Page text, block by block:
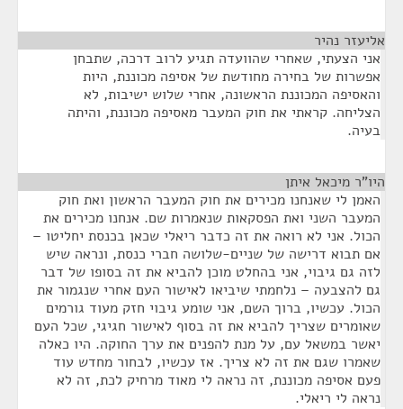
אליעזר נהיר
אני הצעתי, שאחרי שהוועדה תגיע לרוב דרכה, שתבחן
אפשרות של בחירה מחודשת של אסיפה מכוננת, היות
והאסיפה המכוננת הראשונה, אחרי שלוש ישיבות, לא
הצליחה. קראתי את חוק המעבר מאסיפה מכוננת, והיתה
בעיה.
היו"ר מיכאל איתן
האמן לי שאנחנו מכירים את חוק המעבר הראשון ואת חוק
המעבר השני ואת הפסקאות שנאמרות שם. אנחנו מכירים את
הכול. אני לא רואה את זה כדבר ריאלי שכאן בכנסת יחליטו –
אם תבוא דרישה של שניים-שלושה חברי כנסת, ונראה שיש
לזה גם גיבוי, אני בהחלט מוכן להביא את זה בסופו של דבר
גם להצבעה – נלחמתי שיביאו לאישור העם אחרי שנגמור את
הכול. עכשיו, ברוך השם, אני שומע גיבוי חזק מעוד גורמים
שאומרים שצריך להביא את זה בסוף לאישור חגיגי, שכל העם
יאשר במשאל עם, על מנת להפנים את ערך החוקה. היו כאלה
שאמרו שגם את זה לא צריך. אז עכשיו, לבחור מחדש עוד
פעם אסיפה מכוננת, זה נראה לי מאוד מרחיק לכת, זה לא
נראה לי ריאלי.